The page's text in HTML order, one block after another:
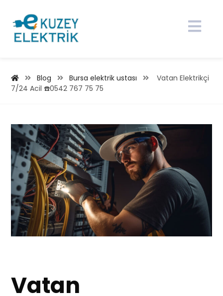
Blog Bursa elektrik ustası
Vatan Elektrikçi
7/24 Acil ☎️0542 767 75 75
Vatan